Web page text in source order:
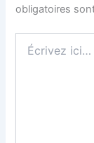
obligatoires
ici…